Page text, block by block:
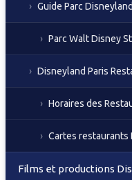
Guide Parc Disneyland
Parc Walt Disney
Disneyland Paris
Horaires des
Cartes restaurants
Films et productions